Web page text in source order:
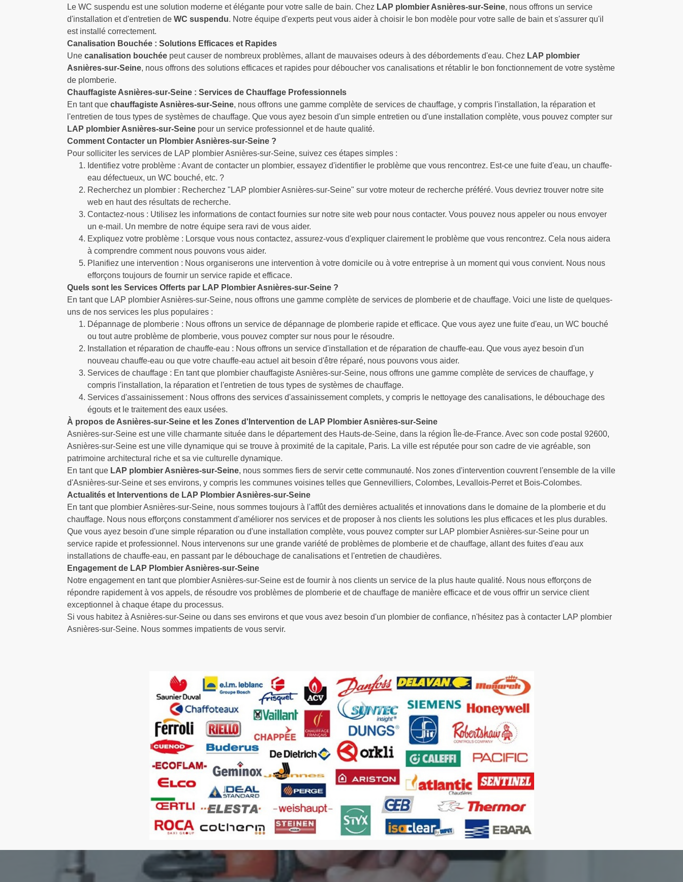
Le WC suspendu est une solution moderne et élégante pour votre salle de bain. Chez LAP plombier Asnières-sur-Seine, nous offrons un service
d'installation et d'entretien deWC suspendu. Notre équipe d'experts peut vous aider à choisir le bon modèle pour votre salle de bain et s'assurer qu'il
est installé correctement.
Canalisation Bouchée : Solutions Efficaces et Rapides
Unecanalisation bouchée peut causer de nombreux problèmes, allant de mauvaises odeurs à des débordements d'eau. Chez LAP plombier
Asnières-sur-Seine, nous offrons des solutions efficaces et rapides pour déboucher vos canalisations et rétablir le bon fonctionnement de votre système
de plomberie.
Chauffagiste Asnières-sur-Seine : Services de Chauffage Professionnels
En tant quechauffagiste Asnières-sur-Seine, nous offrons une gamme complète de services de chauffage, y compris l'installation, la réparation et
l'entretien de tous types de systèmes de chauffage. Que vous ayez besoin d'un simple entretien ou d'une installation complète, vous pouvez compter sur
LAP plombier Asnières-sur-Seine pour un service professionnel et de haute qualité.
Comment Contacter un Plombier Asnières-sur-Seine ?
Pour solliciter les services de LAP plombier Asnières-sur-Seine, suivez ces étapes simples :
Identifiez votre problème : Avant de contacter un plombier, essayez d'identifier le problème que vous rencontrez. Est-ce une fuite d'eau, un chauffe-
eau défectueux, un WC bouché, etc. ?
Recherchez un plombier : Recherchez "LAP plombier Asnières-sur-Seine" sur votre moteur de recherche préféré. Vous devriez trouver notre site
web en haut des résultats de recherche.
Contactez-nous : Utilisez les informations de contact fournies sur notre site web pour nous contacter. Vous pouvez nous appeler ou nous envoyer
un e-mail. Un membre de notre équipe sera ravi de vous aider.
Expliquez votre problème : Lorsque vous nous contactez, assurez-vous d'expliquer clairement le problème que vous rencontrez. Cela nous aidera
à comprendre comment nous pouvons vous aider.
Planifiez une intervention : Nous organiserons une intervention à votre domicile ou à votre entreprise à un moment qui vous convient. Nous nous
efforçons toujours de fournir un service rapide et efficace.
Quels sont les Services Offerts par LAP Plombier Asnières-sur-Seine ?
En tant que LAP plombier Asnières-sur-Seine, nous offrons une gamme complète de services de plomberie et de chauffage. Voici une liste de quelques-
uns de nos services les plus populaires :
Dépannage de plomberie : Nous offrons un service de dépannage de plomberie rapide et efficace. Que vous ayez une fuite d'eau, un WC bouché
ou tout autre problème de plomberie, vous pouvez compter sur nous pour le résoudre.
Installation et réparation de chauffe-eau : Nous offrons un service d'installation et de réparation de chauffe-eau. Que vous ayez besoin d'un
nouveau chauffe-eau ou que votre chauffe-eau actuel ait besoin d'être réparé, nous pouvons vous aider.
Services de chauffage : En tant que plombier chauffagiste Asnières-sur-Seine, nous offrons une gamme complète de services de chauffage, y
compris l'installation, la réparation et l'entretien de tous types de systèmes de chauffage.
Services d'assainissement : Nous offrons des services d'assainissement complets, y compris le nettoyage des canalisations, le débouchage des
égouts et le traitement des eaux usées.
À propos de Asnières-sur-Seine et les Zones d'Intervention de LAP Plombier Asnières-sur-Seine
Asnières-sur-Seine est une ville charmante située dans le département des Hauts-de-Seine, dans la région Île-de-France. Avec son code postal 92600,
Asnières-sur-Seine est une ville dynamique qui se trouve à proximité de la capitale, Paris. La ville est réputée pour son cadre de vie agréable, son
patrimoine architectural riche et sa vie culturelle dynamique.
En tant que LAP plombier Asnières-sur-Seine, nous sommes fiers de servir cette communauté. Nos zones d'intervention couvrent l'ensemble de la ville
d'Asnières-sur-Seine et ses environs, y compris les communes voisines telles que Gennevilliers, Colombes, Levallois-Perret et Bois-Colombes.
Actualités et Interventions de LAP Plombier Asnières-sur-Seine
En tant que plombier Asnières-sur-Seine, nous sommes toujours à l'affût des dernières actualités et innovations dans le domaine de la plomberie et du
chauffage. Nous nous efforçons constamment d'améliorer nos services et de proposer à nos clients les solutions les plus efficaces et les plus durables.
Que vous ayez besoin d'une simple réparation ou d'une installation complète, vous pouvez compter sur LAP plombier Asnières-sur-Seine pour un
service rapide et professionnel. Nous intervenons sur une grande variété de problèmes de plomberie et de chauffage, allant des fuites d'eau aux
installations de chauffe-eau, en passant par le débouchage de canalisations et l'entretien de chaudières.
Engagement de LAP Plombier Asnières-sur-Seine
Notre engagement en tant que plombier Asnières-sur-Seine est de fournir à nos clients un service de la plus haute qualité. Nous nous efforçons de
répondre rapidement à vos appels, de résoudre vos problèmes de plomberie et de chauffage de manière efficace et de vous offrir un service client
exceptionnel à chaque étape du processus.
Si vous habitez à Asnières-sur-Seine ou dans ses environs et que vous avez besoin d'un plombier de confiance, n'hésitez pas à contacter LAP plombier
Asnières-sur-Seine. Nous sommes impatients de vous servir.